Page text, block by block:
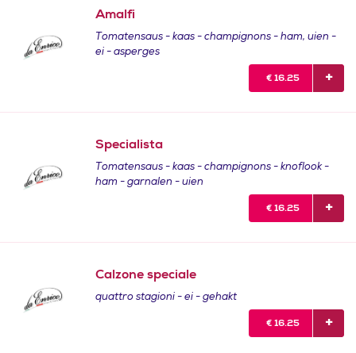
Amalfi
Tomatensaus - kaas - champignons - ham, uien -
ei - asperges
€ 16.25
Specialista
Tomatensaus - kaas - champignons - knoflook -
ham - garnalen - uien
€ 16.25
Calzone speciale
quattro stagioni - ei - gehakt
€ 16.25